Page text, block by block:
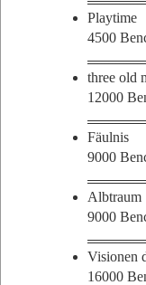
Playtime
4500
three old
12000
Fäulnis
9000
Albtraum
9000
Visionen
16000